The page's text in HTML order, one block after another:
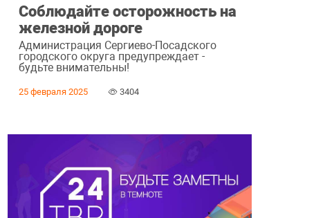
Соблюдайте осторожность на
железной дороге
Администрация Сергиево-Посадского
городского округа предупреждает -
будьте внимательны!
25 февраля 2025 3404